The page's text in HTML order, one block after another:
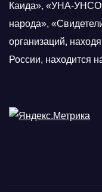
Каида», «УНА-
народа»,
организаций,
России, находится